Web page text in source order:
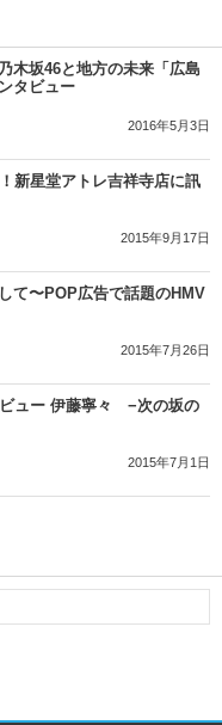
木坂46と地方の未来「広島
タビュー
2016年5月3日
新星堂アトレ吉祥寺店に訊
2015年9月17日
て〜POP広告で話題のHMV
2015年7月26日
ュー 伊藤寧々 −次の坂の
2015年7月1日